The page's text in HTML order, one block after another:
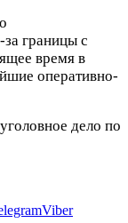
границы с
время в
оперативно-
дело по
Viber